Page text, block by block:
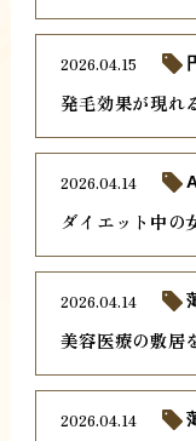
発毛効果が現れ
2026.04.15
ダイエット中の
2026.04.14
美容医療の敷居
2026.04.14
2026.04.14